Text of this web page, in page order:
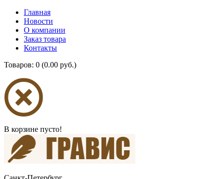
Главная
Новости
О компании
Заказ товара
Контакты
Товаров: 0 (0.00 руб.)
В корзине пусто!